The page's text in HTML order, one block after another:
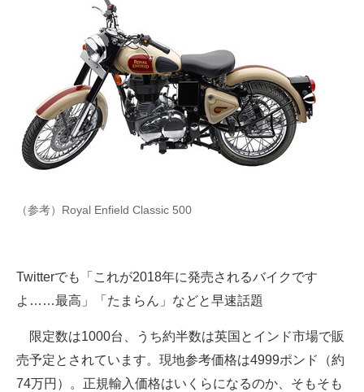
（参考）Royal Enfield Classic 500
Twitterでも「これが2018年に発売されるバイクです
よ……最高」「たまらん」などと早速話題
限定数は1000台、うち約半数は英国とインド市場で販
売予定とされています。現地参考価格は4999ポンド（約
74万円）。正規輸入価格はいくらになるのか、そもそも